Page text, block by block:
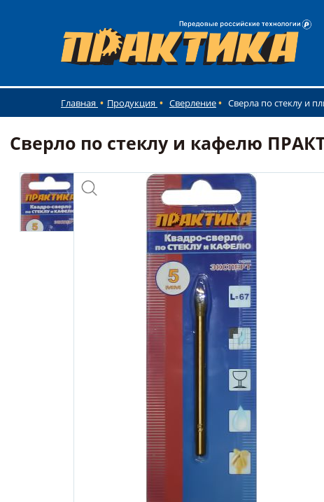
Главная Продукция Сверление Сверла по стеклу и
Сверло по стеклу и кафелю